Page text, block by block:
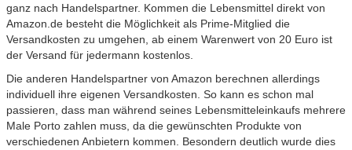
ganz nach Handelspartner. Kommen die Lebensmittel direkt von
Amazon.de besteht die Möglichkeit als Prime-Mitglied die
Versandkosten zu umgehen, ab einem Warenwert von 20 Euro ist
der Versand für jedermann kostenlos.
Die anderen Handelspartner von Amazon berechnen allerdings
individuell ihre eigenen Versandkosten. So kann es schon mal
passieren, dass man während seines Lebensmitteleinkaufs mehrere
Male Porto zahlen muss, da die gewünschten Produkte von
verschiedenen Anbietern kommen. Besondern deutlich wurde dies